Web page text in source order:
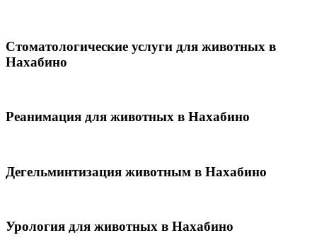
Стоматологические услуги для животных в
Нахабино
Реанимация для животных в Нахабино
Дегельминтизация животным в Нахабино
Урология для животных в Нахабино